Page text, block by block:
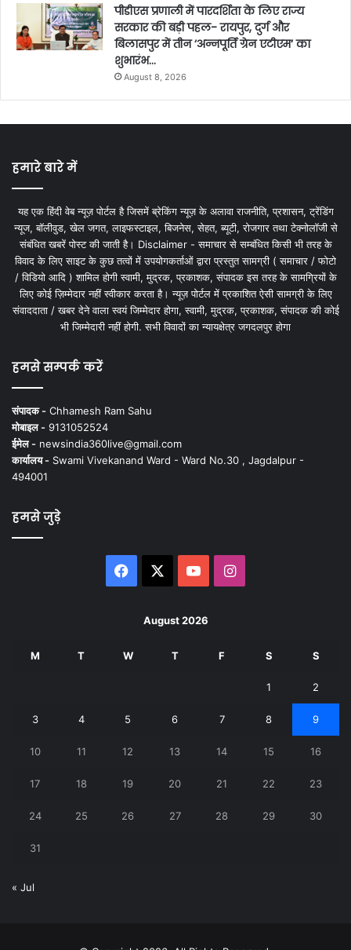
पीडीएस प्रणाली में पारदर्शिता के लिए राज्य
सरकार की बड़ी पहल- रायपुर, दुर्ग और
बिलासपुर में तीन ‘अन्नपूर्ति ग्रेन एटीएम‘ का
शुभारंभ…
August 8, 2026
हमारे बारे में
यह एक हिंदी वेब न्यूज़ पोर्टल है जिसमें ब्रेकिंग न्यूज़ के अलावा राजनीति, प्रशासन, ट्रेंडिंग
न्यूज, बॉलीवुड, खेल जगत, लाइफस्टाइल, बिजनेस, सेहत, ब्यूटी, रोजगार तथा टेक्नोलॉजी से
संबंधित खबरें पोस्ट की जाती है। Disclaimer - समाचार से सम्बंधित किसी भी तरह के
विवाद के लिए साइट के कुछ तत्वों में उपयोगकर्ताओं द्वारा प्रस्तुत सामग्री ( समाचार / फोटो
/ विडियो आदि ) शामिल होगी स्वामी, मुद्रक, प्रकाशक, संपादक इस तरह के सामग्रियों के
लिए कोई ज़िम्मेदार नहीं स्वीकार करता है। न्यूज़ पोर्टल में प्रकाशित ऐसी सामग्री के लिए
संवाददाता / खबर देने वाला स्वयं जिम्मेदार होगा, स्वामी, मुद्रक, प्रकाशक, संपादक की कोई
भी जिम्मेदारी नहीं होगी. सभी विवादों का न्यायक्षेत्र जगदलपुर होगा
हमसे सम्पर्क करें
संपादक - Chhamesh Ram Sahu
मोबाइल - 9131052524
ईमेल - newsindia360live@gmail.com
कार्यालय - Swami Vivekanand Ward - Ward No.30 , Jagdalpur -
494001
हमसे जुड़े
Facebook YouTubeInstagram
August 2026
M T W T F S S
1 2
3 4 5 6 7 8 9
10 11 12 13 14 15 16
17 18 19 20 21 22 23
24 25 26 27 28 29 30
31
« Jul